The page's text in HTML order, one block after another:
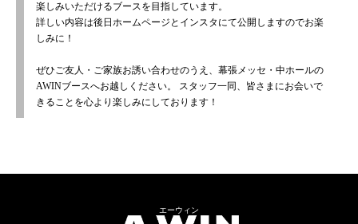
楽しみいただけるブースを目指しています。
詳しい内容は後日ホームページとインスタにて公開しますのでお楽
しみに！
ぜひご友人・ご家族お誘い合わせのうえ、幕張メッセ・中ホールの
AWINブースへお越しください。
スタッフ一同、皆さまにお会いで
きることを心より楽しみにしております！
エーウィン